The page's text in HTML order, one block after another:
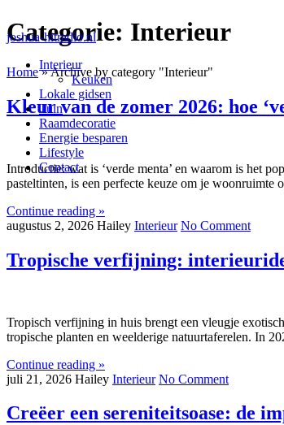
joshua-hitradio.nl
Interieur
Keuken
Lokale gidsen
Tuin
Raamdecoratie
Energie besparen
Lifestyle
Contact
Categorie: Interieur
Home»Archive by category "Interieur"
Kleur van de zomer 2026: hoe
Introductie: wat is ‘verde menta’ en waarom is het
pasteltinten, is een perfecte keuze om je woonruimte
Continue reading »
augustus 2, 2026 Hailey Interieur No Comment
Tropische verfijning:
Tropisch verfijning in huis brengt een vleugje
tropische planten en weelderige natuurtaferelen. In
Continue reading »
juli 21, 2026 Hailey Interieur No Comment
Creëer een sereniteitsoase: de